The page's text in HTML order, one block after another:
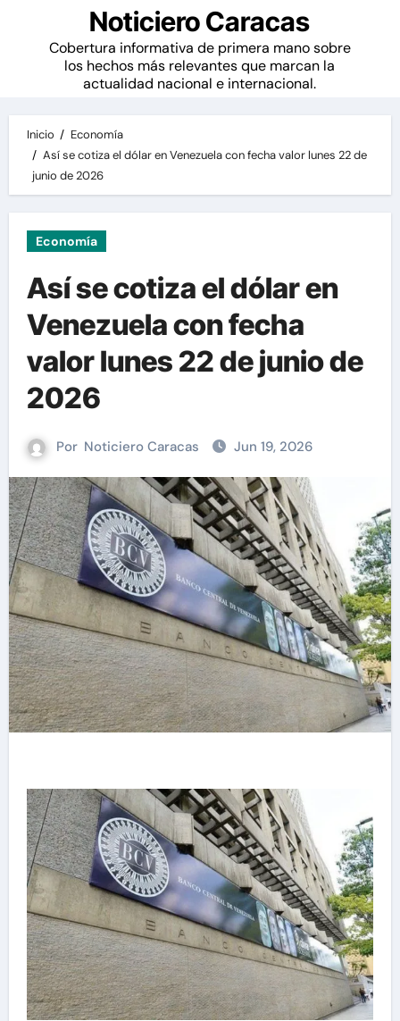
Noticiero Caracas
Cobertura informativa de primera mano sobre
los hechos más relevantes que marcan la
actualidad nacional e internacional.
Inicio
Economía
Así se cotiza el dólar en Venezuela con fecha valor lunes 22 de
junio de 2026
Economía
Así se cotiza el dólar en
Venezuela con fecha
valor lunes 22 de junio de
2026
Por Noticiero Caracas Jun 19, 2026